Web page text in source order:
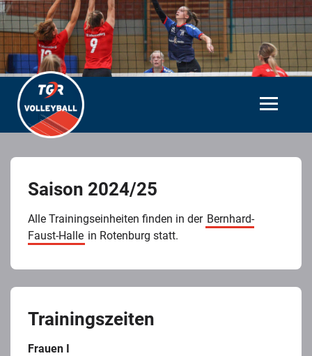
Saison 2024/25
Alle Trainingseinheiten finden in der Bernhard-
Faust-Halle in Rotenburg statt.
Trainingszeiten
Frauen I